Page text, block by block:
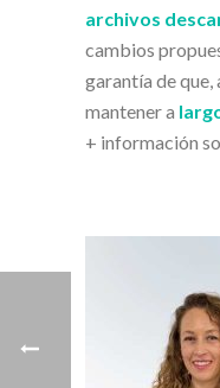
archivos
cambios
garantía de
mantener a
+ información